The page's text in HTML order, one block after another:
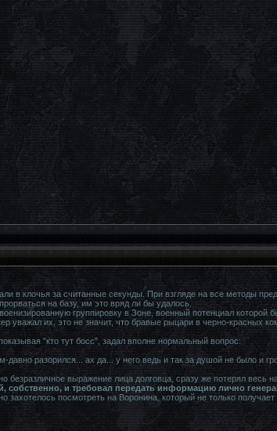
в клочья за считанные секунды. При взгляде на все методы
на базу, им это вряд ли бы удалось.
группировку в Зоне, военный потенциал которой
их, это не значит, что бравые рыцари в черно-красных
"кто тут босс", задал вполне нормальный вопрос:
разорился... ах да... у него ведь и так за душой не было и
безразличное выражение лица долговца, сразу же потерял весь
и требовал передать информацию лично
посмотреть на Воронина, который не только